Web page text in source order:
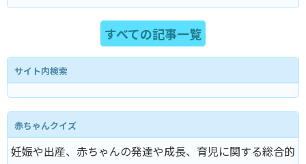
すべての記事一覧
サイト内検索
赤ちゃんクイズ
妊娠や出産、赤ちゃんの発達や成長、育児に関する総合的